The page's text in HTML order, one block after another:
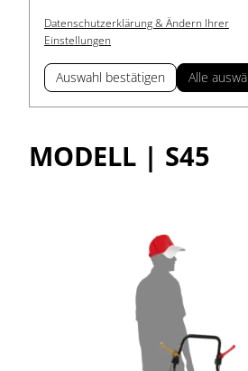
Datenschutzerklärung & Ändern Ihrer
Einstellungen
Auswahl bestätigen Alle
MODELL | S45